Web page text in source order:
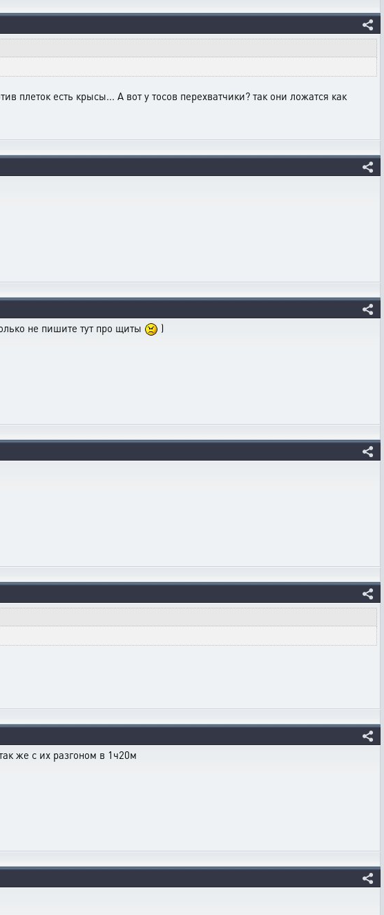
плеток есть крысы... А вот у тосов перехватчики? так они ложатся как
не пишите тут про щиты )
же с их разгоном в 1ч20м